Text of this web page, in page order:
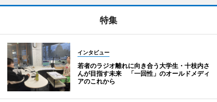
特集
インタビュー
若者のラジオ離れに向き合う大学生・十枝内さ
んが目指す未来 「一回性」のオールドメディ
アのこれから